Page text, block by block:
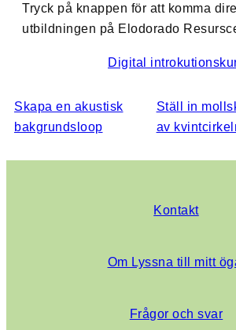
Tryck på knappen för att komma
utbildningen på Elodorado
Digital
Skapa en akustisk
bakgrundsloop
Ställ in
av
Kontakt
Om Lyssna till mitt
Frågor och svar